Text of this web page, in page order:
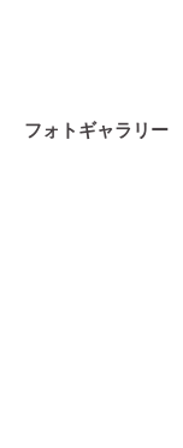
フォトギャラリー